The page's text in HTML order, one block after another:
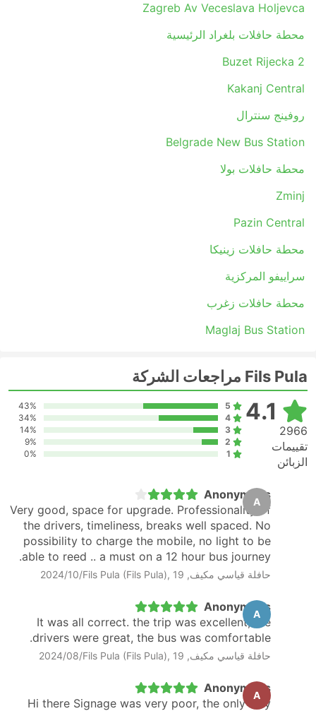
Zagreb Av Veceslava Holjevca
محطة حافلات بلغراد الرئيسية
Buzet Rijecka 2
Kakanj Central
روفينج سنترال
Belgrade New Bus Station
محطة حافلات بولا
Zminj
Pazin Central
محطة حافلات زينيكا
سراييفو المركزية
محطة حافلات زغرب
Maglaj Bus Station
Fils Pula مراجعات الشركة
A
Anonymous
Very good, space for upgrade. Professionality of
the drivers, timeliness, breaks well spaced. No
possibility to charge the mobile, no light to be
able to reed .. a must on a 12 hour bus journey.
حافلة قياسي مكيف, Fils Pula (Fils Pula), 19‏/10‏/2024
A
Anonymous
It was all correct. the trip was excellent, the
drivers were great, the bus was comfortable.
حافلة قياسي مكيف, Fils Pula (Fils Pula), 19‏/08‏/2024
A
Anonymous
Hi there Signage was very poor, the only way
2966
تقييمات
الزبائن
43%
4
34%
3
14%
9%
0%